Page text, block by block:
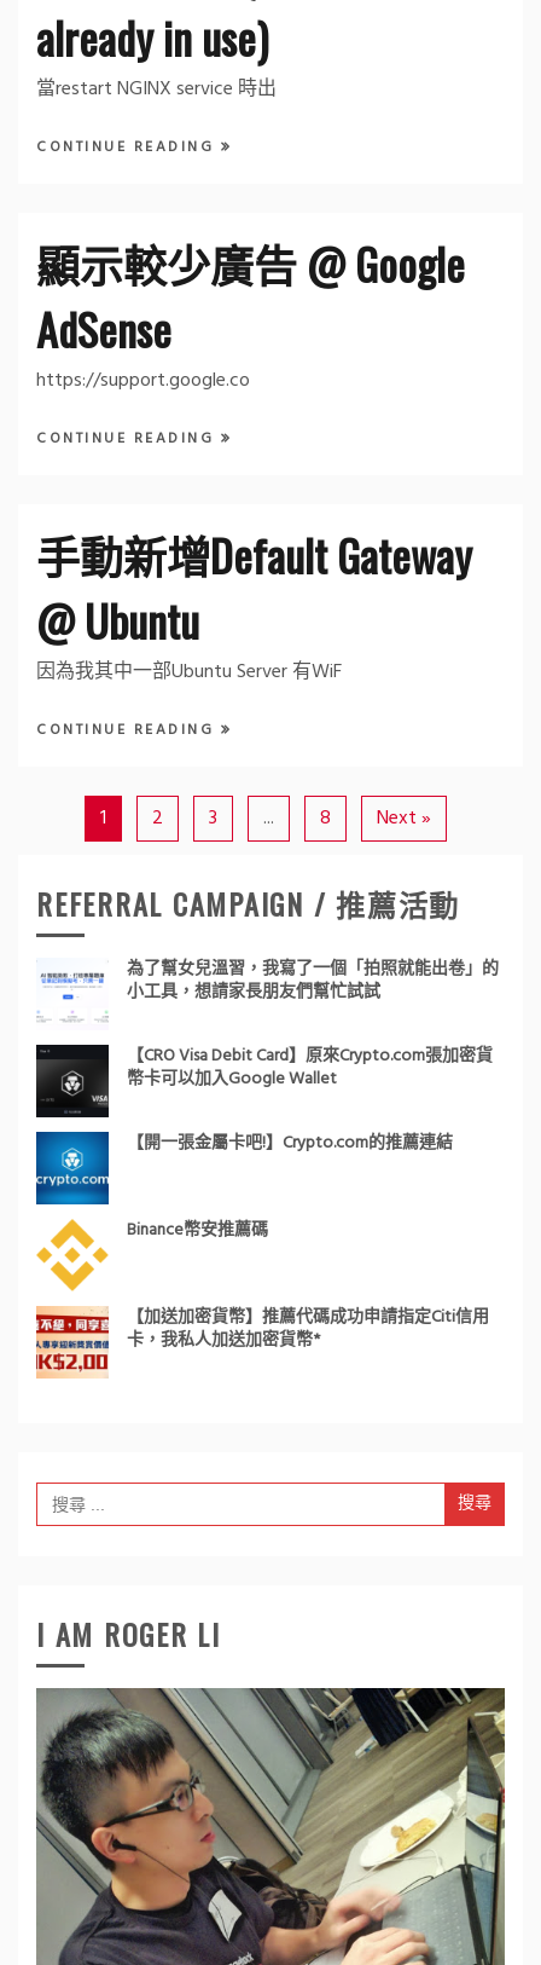
already in use)
當restart NGINX service 時出
CONTINUE READING
顯示較少廣告 @ Google
AdSense
https://support.google.co
CONTINUE READING
手動新增Default Gateway
@ Ubuntu
因為我其中一部Ubuntu Server 有WiF
CONTINUE READING
1 2 3 ... 8 Next »
REFERRAL CAMPAIGN / 推薦活動
為了幫女兒溫習，我寫了一個「拍照就能出卷」的
小工具，想請家長朋友們幫忙試試
【CRO Visa Debit Card】原來Crypto.com張加密貨
幣卡可以加入Google Wallet
【開一張金屬卡吧!】Crypto.com的推薦連結
Binance幣安推薦碼
【加送加密貨幣】推薦代碼成功申請指定Citi信用
卡，我私人加送加密貨幣*
Search
for:
I AM ROGER LI